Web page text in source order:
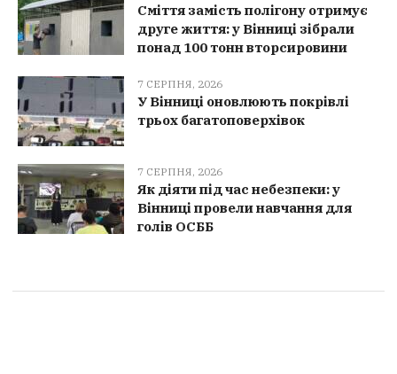
Сміття замість полігону отримує
друге життя: у Вінниці зібрали
понад 100 тонн вторсировини
7 СЕРПНЯ, 2026
У Вінниці оновлюють покрівлі
трьох багатоповерхівок
7 СЕРПНЯ, 2026
Як діяти під час небезпеки: у
Вінниці провели навчання для
голів ОСББ